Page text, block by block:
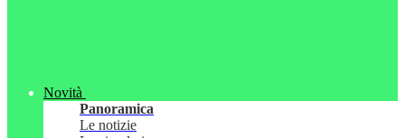
Novità
Panoramica
Le notizie